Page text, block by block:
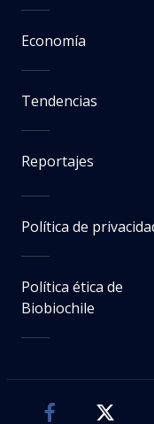
Economía
Tendencias
Reportajes
Política de
Política ética de
Biobiochile